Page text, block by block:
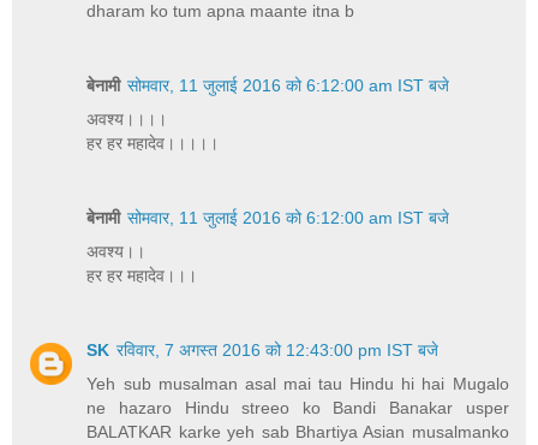
dharam ko tum apna maante itna b
बेनामी सोमवार, 11 जुलाई 2016 को 6:12:00 am IST बजे
अवश्य।।।।
हर हर महादेव।।।।।
बेनामी सोमवार, 11 जुलाई 2016 को 6:12:00 am IST बजे
अवश्य।।
हर हर महादेव।।।
SK रविवार, 7 अगस्त 2016 को 12:43:00 pm IST बजे
Yeh sub musalman asal mai tau Hindu hi hai Mugalo
ne hazaro Hindu streeo ko Bandi Banakar usper
BALATKAR karke yeh sab Bhartiya Asian musalmanko